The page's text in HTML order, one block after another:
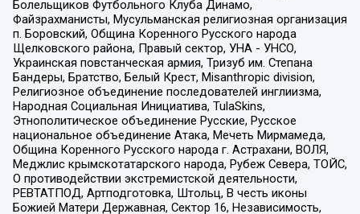
Болельщиков Футбольного Клуба Динамо,
Файзрахманисты, Мусульманская религиозная организация
п. Боровский, Община Коренного Русского народа
Щелковского района, Правый сектор, УНА - УНСО,
Украинская повстанческая армия, Тризуб им. Степана
Бандеры, Братство, Белый Крест, Misanthropic division,
Религиозное объединение последователей инглиизма,
Народная Социальная Инициатива, TulaSkins,
Этнополитическое объединение Русские, Русское
национальное объединение Атака, Мечеть Мирмамеда,
Община Коренного Русского народа г. Астрахани, ВОЛЯ,
Меджлис крымскотатарского народа, Рубеж Севера, ТОЙС,
О противодействии экстремистской деятельности,
РЕВТАТПОД, Артподготовка, Штольц, В честь иконы
Божией Матери Державная, Сектор 16, Независимость,